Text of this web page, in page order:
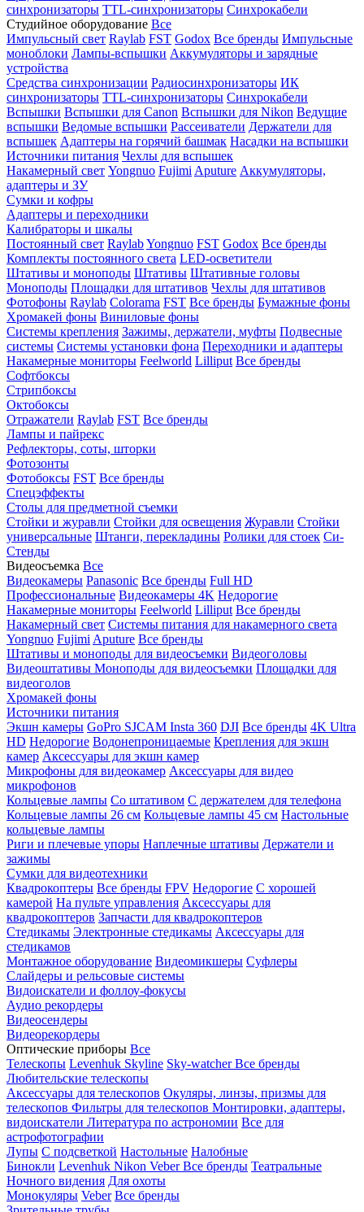
синхронизаторы TTL-синхронизаторы Синхрокабели
Студийное оборудование Все
Импульсный свет Raylab FST Godox Все бренды Импульсные
моноблоки Лампы-вспышки Аккумуляторы и зарядные
устройства
Средства синхронизации Радиосинхронизаторы ИК
синхронизаторы TTL-синхронизаторы Синхрокабели
Вспышки Вспышки для Canon Вспышки для Nikon Ведущие
вспышки Ведомые вспышки Рассеиватели Держатели для
вспышек Адаптеры на горячий башмак Насадки на вспышки
Источники питания Чехлы для вспышек
Накамерный свет Yongnuo Fujimi Aputure Аккумуляторы,
адаптеры и ЗУ
Сумки и кофры
Адаптеры и переходники
Калибраторы и шкалы
Постоянный свет RaylabYongnuo FST Godox Все бренды
Комплекты постоянного света LED-осветители
Штативы и моноподы Штативы Штативные головы
Моноподы Площадки для штативов Чехлы для штативов
Фотофоны Raylab Colorama FST Все бренды Бумажные фоны
Хромакей фоны Виниловые фоны
Системы крепления Зажимы, держатели, муфты Подвесные
системы Системы установки фона Переходники и адаптеры
Накамерные мониторы Feelworld Lilliput Все бренды
Софтбоксы
Стрипбоксы
Октобоксы
Отражатели Raylab FST Все бренды
Лампы и пайрекс
Рефлекторы, соты, шторки
Фотозонты
Фотобоксы FST Все бренды
Спецэффекты
Столы для предметной съемки
Стойки и журавли Стойки для освещения Журавли Стойки
универсальные Штанги, перекладины Ролики для стоек Си-
Стенды
Видеосъемка Все
Видеокамеры Panasonic Все бренды Full HD
Профессиональные Видеокамеры 4K Недорогие
Накамерные мониторы Feelworld Lilliput Все бренды
Накамерный свет Системы питания для накамерного света
Yongnuo Fujimi Aputure Все бренды
Штативы и моноподы для видеосъемки Видеоголовы
Видеоштативы Моноподы для видеосъемки Площадки для
видеоголов
Хромакей фоны
Источники питания
Экшн камеры GoPro SJCAM Insta 360 DJI Все бренды 4K Ultra
HD Недорогие Водонепроницаемые Крепления для экшн
камер Аксессуары для экшн камер
Микрофоны для видеокамер Аксессуары для видео
микрофонов
Кольцевые лампы Со штативом C держателем для телефона
Кольцевые лампы 26 см Кольцевые лампы 45 см Настольные
кольцевые лампы
Риги и плечевые упоры Наплечные штативы Держатели и
зажимы
Сумки для видеотехники
Квадрокоптеры Все бренды FPV Недорогие С хорошей
камерой На пульте управления Аксессуары для
квадрокоптеров Запчасти для квадрокоптеров
Стедикамы Электронные стедикамы Аксессуары для
стедикамов
Монтажное оборудование Видеомикшеры Суфлеры
Слайдеры и рельсовые системы
Видоискатели и фоллоу-фокусы
Аудио рекордеры
Видеосендеры
Видеорекордеры
Оптические приборы Все
Телескопы Levenhuk Skyline Sky-watcherВсе бренды
Любительские телескопы
Аксессуары для телескопов Окуляры, линзы, призмы для
телескопов Фильтры для телескопов Монтировки, адаптеры,
видоискатели Литература по астрономии Все для
астрофотографии
Лупы С подсветкой Настольные Налобные
Бинокли Levenhuk Nikon VeberВсе бренды Театральные
Ночного видения Для охоты
Монокуляры Veber Все бренды